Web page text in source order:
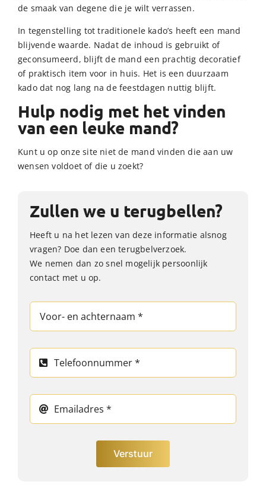
de smaak van degene die je wilt verrassen.
In tegenstelling tot traditionele kado’s heeft een mand
blijvende waarde. Nadat de inhoud is gebruikt of
geconsumeerd, blijft de mand een prachtig decoratief
of praktisch item voor in huis. Het is een duurzaam
kado dat nog lang na de feestdagen nuttig blijft.
Hulp nodig met het vinden
van een leuke mand?
Kunt u op onze site niet de mand vinden die aan uw
wensen voldoet of die u zoekt?
Zullen we u terugbellen?
Heeft u na het lezen van deze informatie alsnog
vragen? Doe dan een terugbelverzoek.
We nemen dan zo snel mogelijk persoonlijk
contact met u op.
Verstuur